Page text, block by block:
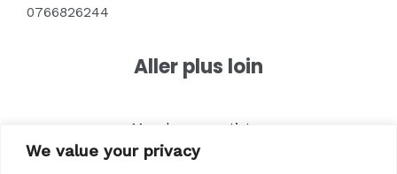
We value your privacy
0766826244
Aller plus loin
Merch pour artistes
Textile pour entreprises